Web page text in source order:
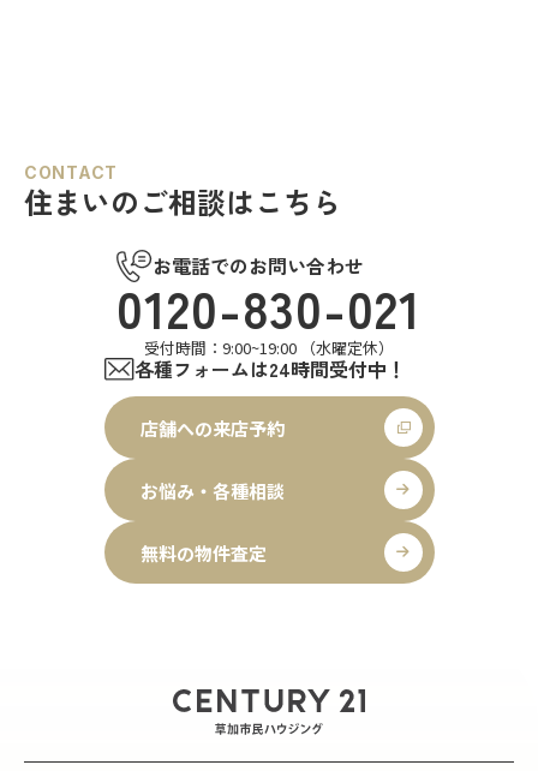
CONTACT
住まいのご相談はこちら
お電話でのお問い合わせ
0120-830-021
受付時間：9:00~19:00 （水曜定休）
各種フォームは24時間受付中！
店舗への来店予約
お悩み・各種相談
無料の物件査定